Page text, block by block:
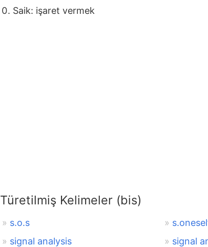
Saik: işaret vermek
Türetilmiş Kelimeler (bis)
s.o.s
signal analysis
signal